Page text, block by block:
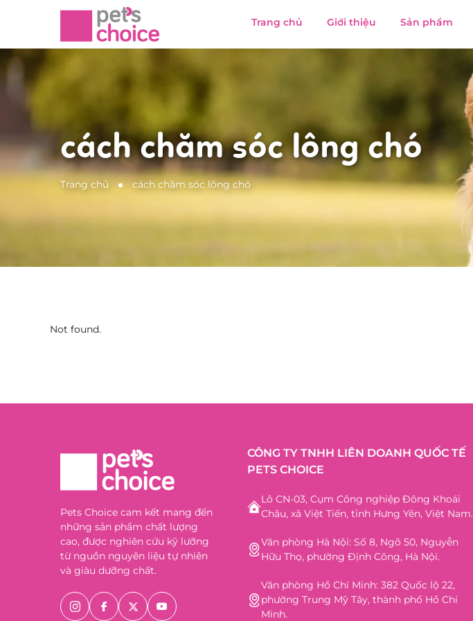
Trang chủ Giới thiệu Sản phẩm
cách chăm sóc lông chó
Trang chủ cách chăm sóc lông chó
Not found.
Pets Choice cam kết mang đến
những sản phẩm chất lượng
cao, được nghiên cứu kỹ lưỡng
từ nguồn nguyên liệu tự nhiên
và giàu dưỡng chất.
CÔNG TY TNHH LIÊN DOANH QUỐC TẾ
PETS CHOICE
Lô CN-03, Cụm Công nghiệp Đông Khoái
Châu, xã Việt Tiến, tỉnh Hưng Yên, Việt Nam.
Văn phòng Hà Nội: Số 8, Ngõ 50, Nguyễn
Hữu Thọ, phường Định Công, Hà Nội.
Văn phòng Hồ Chí Minh: 382 Quốc lộ 22,
phường Trung Mỹ Tây, thành phố Hồ Chí
Minh.